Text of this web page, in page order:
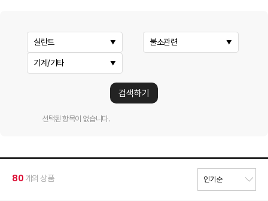
실란트 불소관련
기계/기타
검색하기
선택된 항목이 없습니다.
80 개의 상품